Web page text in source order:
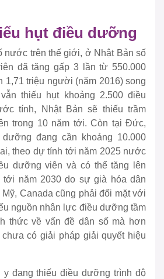
hụt điều dưỡng
nước trên thế giới, ở Nhật Bản số
đã tăng gấp 3 lần từ 550.000
1,71 triệu người (năm 2016) song
thiếu hụt khoảng 2.500 điều
tính, Nhật Bản sẽ thiếu trầm
trong 10 năm tới. Còn tại Đức,
đang cần khoảng 10.000
theo dự tính tới năm 2025 nước
dưỡng viên và có thể tăng lên
tới năm 2030 do sự già hóa dân
Canada cũng phải đối mặt với
nguồn nhân lực điều dưỡng tầm
thức về vấn đề dân số mà hơn
có giải pháp giải quyết hiệu
y đang thiếu điều dưỡng trình độ